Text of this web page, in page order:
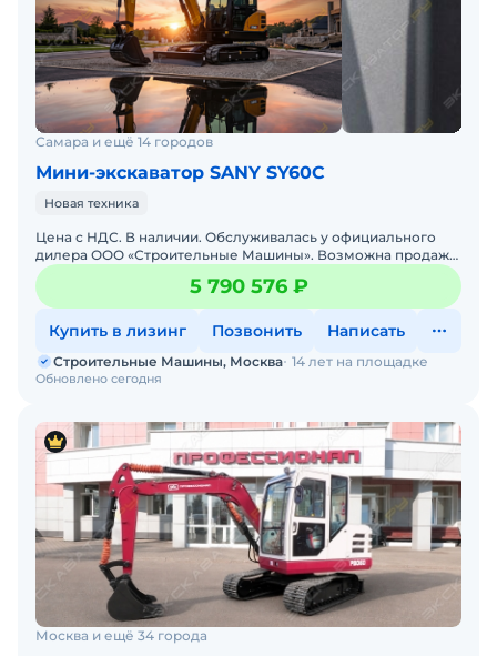
Самара и ещё 14 городов
Мини-экскаватор SANY SY60C
Новая техника
Цена с НДС. В наличии. Обслуживалась у официального
дилера ООО «Строительные Машины». Возможна продажа
в лизинг. Гарантия 18 месяцев. Склад запасных
5 790 576 ₽
Купить в лизинг Позвонить Написать
Обновлено сегодня
Строительные Машины, Москва 14 лет на площадке
Москва и ещё 34 города